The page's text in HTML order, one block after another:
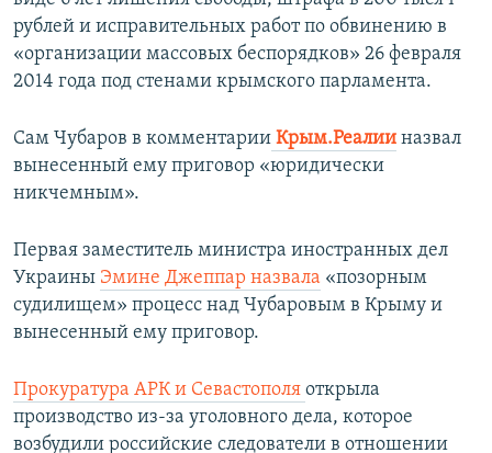
рублей и исправительных работ по обвинению в
«организации массовых беспорядков» 26 февраля
2014 года под стенами крымского парламента.
Сам Чубаров в комментарии Крым.Реалии назвал
вынесенный ему приговор «юридически
никчемным».
Первая заместитель министра иностранных дел
Украины Эмине Джеппар назвала «позорным
судилищем» процесс над Чубаровым в Крыму и
вынесенный ему приговор.
Прокуратура АРК и Севастополя открыла
производство из-за уголовного дела, которое
возбудили российские следователи в отношении